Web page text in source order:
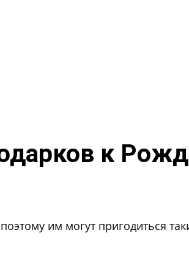
к
им могут пригодиться